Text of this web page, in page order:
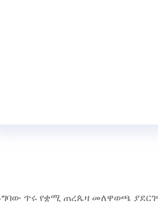
ጥሩ የቋሚ ጠረጴዛ መለዋወጫ